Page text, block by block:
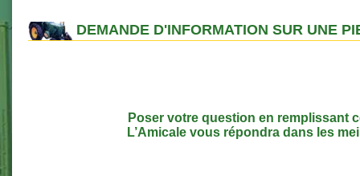
DEMANDE D'INFORMATION SUR UNE
Poser votre question en remplissant
L’Amicale vous répondra dans les